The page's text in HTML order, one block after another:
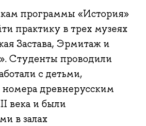
программы «История»
практику в трех музеях
Застава, Эрмитаж и
Студенты проводили
с детьми,
номера древнерусским
века и были
в залах